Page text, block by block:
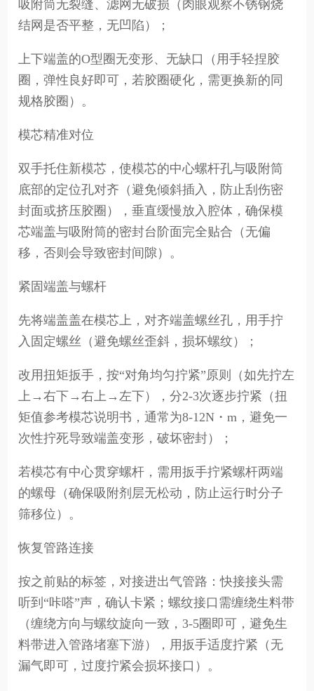
吸附筒无裂缝、滤网无破损（肉眼观察不锈钢烧
结网是否平整，无凹陷）；
上下端盖的O型圈无变形、无缺口（用手轻捏胶
圈，弹性良好即可，若胶圈硬化，需更换新的同
规格胶圈）。
模芯精准对位
双手托住新模芯，使模芯的中心螺杆孔与吸附筒
底部的定位孔对齐（避免倾斜插入，防止刮伤密
封面或挤压胶圈），垂直缓慢放入腔体，确保模
芯端盖与吸附筒的密封台阶面完全贴合（无偏
移，否则会导致密封间隙）。
紧固端盖与螺杆
先将端盖盖在模芯上，对齐端盖螺丝孔，用手拧
入固定螺丝（避免螺丝歪斜，损坏螺纹）；
改用扭矩扳手，按“对角均匀拧紧”原则（如先拧左
上→右下→右上→左下），分2-3次逐步拧紧（扭
矩值参考模芯说明书，通常为8-12N・m，避免一
次性拧死导致端盖变形，破坏密封）；
若模芯有中心贯穿螺杆，需用扳手拧紧螺杆两端
的螺母（确保吸附剂层无松动，防止运行时分子
筛移位）。
恢复管路连接
按之前贴的标签，对接进出气管路：快接接头需
听到“咔嗒”声，确认卡紧；螺纹接口需缠绕生料带
（缠绕方向与螺纹旋向一致，3-5圈即可，避免生
料带进入管路堵塞下游），用扳手适度拧紧（无
漏气即可，过度拧紧会损坏接口）。